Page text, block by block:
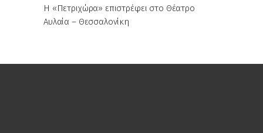
Η «Πετριχώρα» επιστρέφει στο Θέατρο
Αυλαία – Θεσσαλονίκη